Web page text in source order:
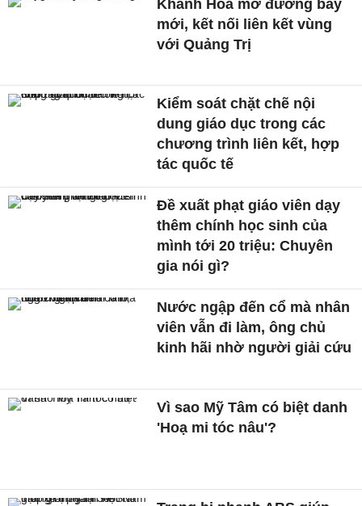
Khánh Hoà mở đường bay
mới, kết nối liên kết vùng
với Quảng Trị
Kiểm soát chặt chẽ nội
dung giáo dục trong các
chương trình liên kết, hợp
tác quốc tế
Đề xuất phạt giáo viên dạy
thêm chính học sinh của
mình tới 20 triệu: Chuyên
gia nói gì?
Nước ngập đến cổ mà nhân
viên vẫn đi làm, ông chủ
kinh hãi nhờ người giải cứu
Vì sao Mỹ Tâm có biệt danh
'Hoạ mi tóc nâu'?